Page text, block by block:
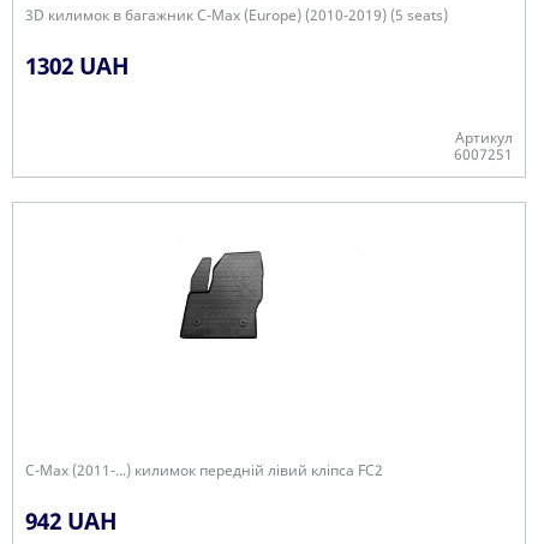
3D килимок в багажник C-Max (Europe) (2010-2019) (5 seats)
1302 UAH
Артикул
6007251
C-Max (2011-...) килимок передній лівий кліпса FC2
942 UAH